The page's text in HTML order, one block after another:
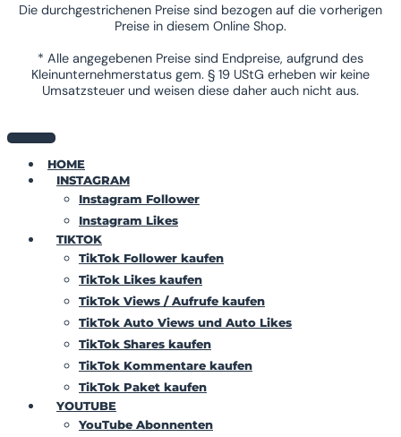
Die durchgestrichenen Preise sind bezogen auf die vorherigen
Preise in diesem Online Shop.
* Alle angegebenen Preise sind Endpreise, aufgrund des
Kleinunternehmerstatus gem. § 19 UStG erheben wir keine
Umsatzsteuer und weisen diese daher auch nicht aus.
HOME
INSTAGRAM
Instagram Follower
Instagram Likes
TIKTOK
TikTok Follower kaufen
TikTok Likes kaufen
TikTok Views / Aufrufe kaufen
TikTok Auto Views und Auto Likes
TikTok Shares kaufen
TikTok Kommentare kaufen
TikTok Paket kaufen
YOUTUBE
YouTube Abonnenten